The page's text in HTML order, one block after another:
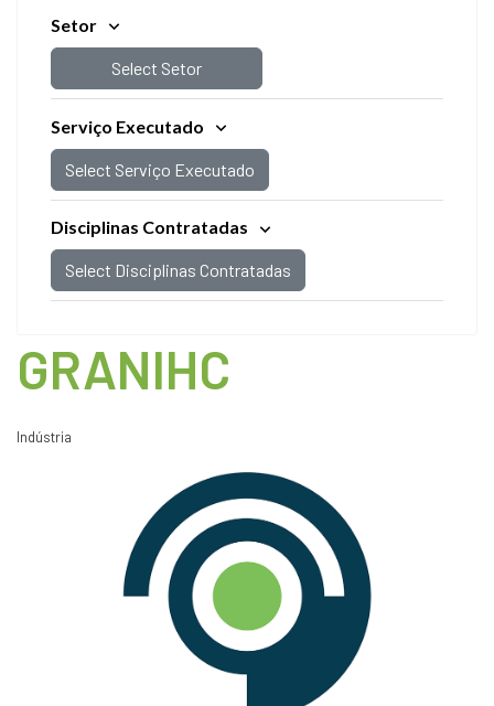
Setor
Select Setor
Serviço Executado
Select Serviço Executado
Disciplinas Contratadas
Select Disciplinas Contratadas
GRANIHC
Indústria